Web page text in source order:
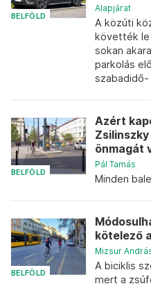
BELFÖLD
Alapjárat
A közúti
követték le
sokan
parkolás
szabadidő-
BELFÖLD
Azért
önmagát
Pál Tamás
Minden
BELFÖLD
kötelező
Mizsur
A biciklis
mert a